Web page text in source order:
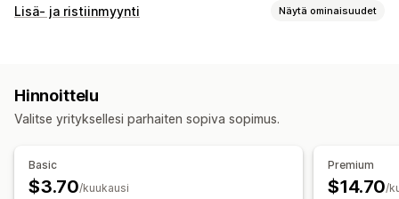
Sivutyypit
Arvostelusivu
Mukautetut sivut
Sivujen ylläpito
Muokkaustyökalu
Tuonti ja vienti
Lisä- ja ristiinmyynti Näytä ominaisuudet
Hinnoittelu
Valitse yrityksellesi parhaiten sopiva sopimus.
Basic
$3.70/kuukausi
Premium
$14.70/